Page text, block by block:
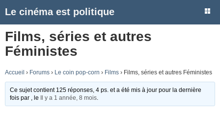
Le cinéma est politique
Films, séries et autres
Féministes
Accueil › Forums › Le coin pop-corn › Films › Films, séries et autres Féministes
Ce sujet contient 125 réponses, 4 ps. et a été mis à jour pour la dernière
fois par
, le Il y a 1 année, 8 mois